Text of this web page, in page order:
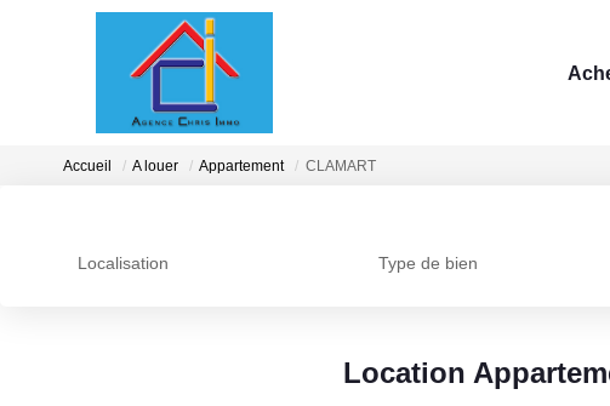
Accueil A louer Appartement CLAMART
Localisation Type de bien
Location